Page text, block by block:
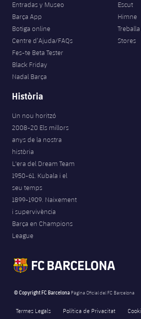
Entradas y Museo
Barça App
Botiga online
Centre d’Ajuda/FAQs
Fes-te Beta Tester
Black Friday
Nadal Barça
Escut
Himne
Stores
Història
Un nou horitzó
2008-20 Els millors
anys de la nostra
història
L'era del Dream Team
1950-61. Kubala i el
seu temps
1899-1909. Naixement
i supervivència
Barça en Champions
League
© Copyright FC Barcelona Pàgina Oficial del FC Barcelona
Termes Legals Política de Privacitat